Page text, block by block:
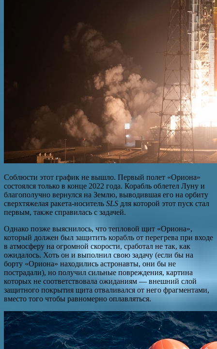
Соблюсти этот график не вышло. Первый полет «Ориона»
состоялся только в конце 2022 года. Корабль облетел Луну и
благополучно вернулся на Землю, выводившая его на орбиту
сверхтяжелая ракета-носитель SLS для которой этот пуск стал
первым, также справилась с задачей.
Однако позже выяснилось, что тепловой щит «Ориона»,
который должен был защитить корабль от перегрева при входе
в атмосферу на огромной скорости, сработал не так, как
ожидалось. Хоть он и выполнил свою задачу (если бы на
борту «Ориона» находились астронавты, они бы не
пострадали), но получил сильные повреждения, картина
которых не соответствовала ожиданиям — внешний слой
защитного покрытия щита отваливался от него фрагментами,
вместо того чтобы равномерно оплавляться.